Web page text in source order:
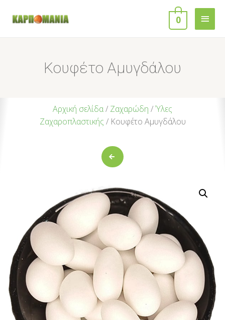
0
Κουφέτο Αμυγδάλου
Αρχική σελίδα/ Ζαχαρώδη /Ύλες
Ζαχαροπλαστικής / Κουφέτο Αμυγδάλου